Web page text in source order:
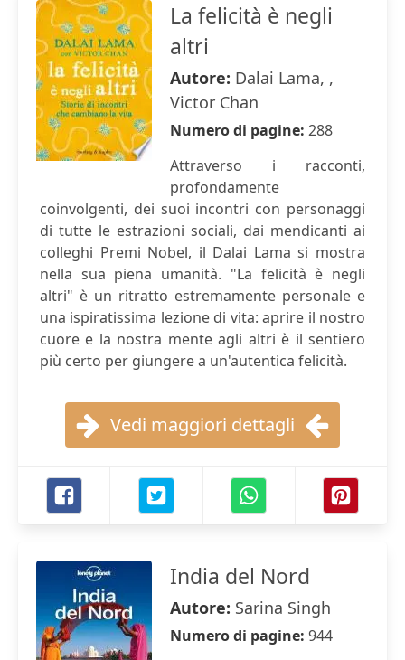
La felicità è negli
altri
Autore: Dalai Lama, ,
Victor Chan
Numero di pagine: 288
Attraverso i racconti,
profondamente
coinvolgenti, dei suoi incontri con personaggi
di tutte le estrazioni sociali, dai mendicanti ai
colleghi Premi Nobel, il Dalai Lama si mostra
nella sua piena umanità. "La felicità è negli
altri" è un ritratto estremamente personale e
una ispiratissima lezione di vita: aprire il nostro
cuore e la nostra mente agli altri è il sentiero
più certo per giungere a un'autentica felicità.
Vedi maggiori dettagli
India del Nord
Autore: Sarina Singh
Numero di pagine: 944